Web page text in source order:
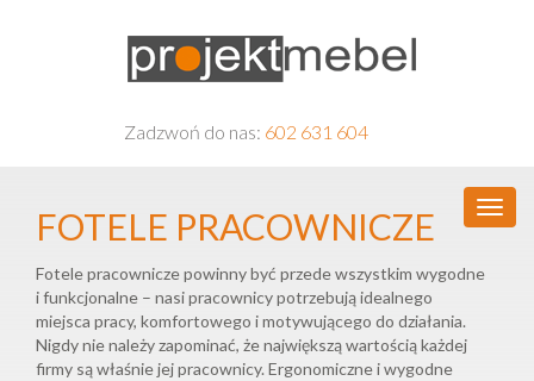
Zadzwoń do nas: 602 631 604
FOTELE PRACOWNICZE
Fotele pracownicze powinny być przede wszystkim wygodne
i funkcjonalne – nasi pracownicy potrzebują idealnego
miejsca pracy, komfortowego i motywującego do działania.
Nigdy nie należy zapominać, że największą wartością każdej
firmy są właśnie jej pracownicy. Ergonomiczne i wygodne